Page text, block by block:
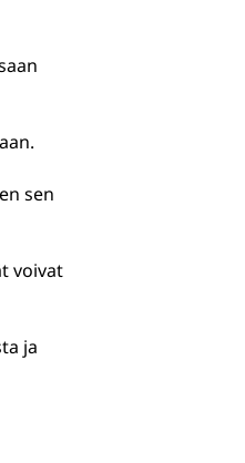
sen
voivat
ja